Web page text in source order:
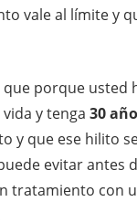
vale al límite y
porque usted
y tenga 30
y que ese hilito
evitar antes
tratamiento con